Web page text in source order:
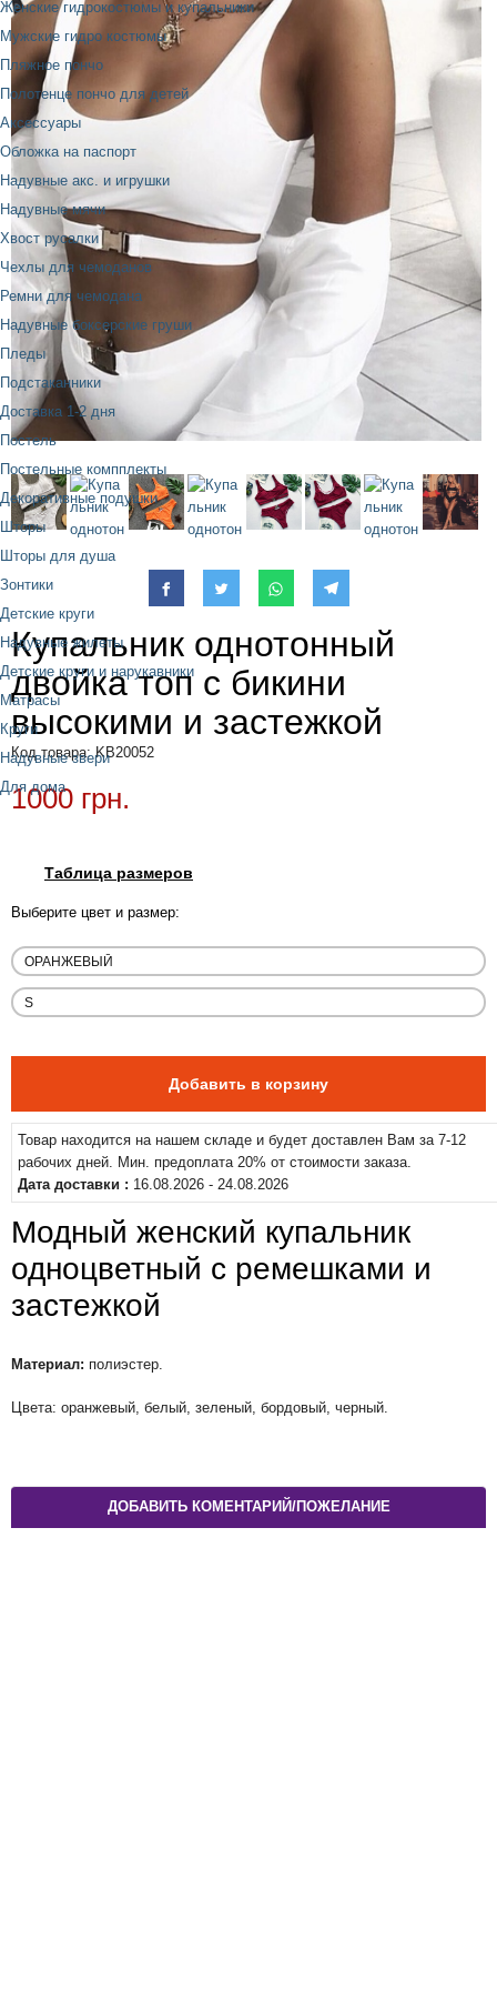
Женские гидрокостюмы и купальники
Мужские гидро костюмы
Пляжное пончо
Полотенце пончо для детей
Аксессуары
Обложка на паспорт
Надувные акс. и игрушки
Надувные мячи
Хвост русалки
Чехлы для чемоданов
Ремни для чемодана
Надувные боксерские груши
Пледы
Подстаканники
Доставка 1-2 дня
Постель
Постельные компплекты
Декоративные подушки
Шторы
Шторы для душа
Зонтики
Детские круги
Надувные жилеты
Детские круги и нарукавники
Матрасы
Круги
Надувные звери
Для дома
Купальник однотонный
двойка топ с бикини
высокими и застежкой
Код товара: KB20052
1000 грн.
Таблица размеров
Выберите цвет и размер:
Товар находится на нашем складе и будет доставлен Вам за 7-12
рабочих дней. Мин. предоплата 20% от стоимости заказа.
Дата доставки : 16.08.2026 - 24.08.2026
Модный женский купальник
одноцветный с ремешками и
застежкой
Материал: полиэстер.
Цвета: оранжевый, белый, зеленый, бордовый, черный.
ДОБАВИТЬ КОМЕНТАРИЙ/ПОЖЕЛАНИЕ